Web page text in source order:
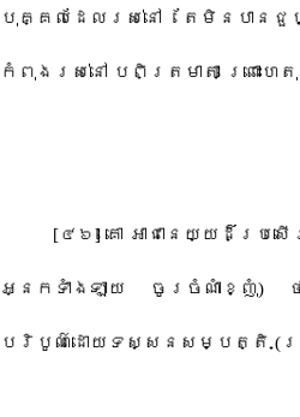
បុគ្គល​ដែល​រស់នៅ​ ​តែ​មិនបាន​ជួ
កំពុង​រស់នៅ​ ​បពិត្រ​មាតា​ ​ព្រោះ​ហេ
[​៤៦​]​ ​គោ​ ​អាជានេយ្យ​ដ៏​ប្រស
អ្នក​ទាំងឡាយ​ ​ចូរ​ចំណាំ​ខ្ញុំ​)​ ​ថ
បរិបូណ៌​ដោយ​ទស្សន​សម្បត្តិ​ ​(​គ្រប់